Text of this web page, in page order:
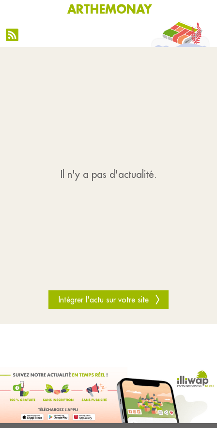
ARTHEMONAY
Il n'y a pas d'actualité.
Intégrer l'actu sur votre site